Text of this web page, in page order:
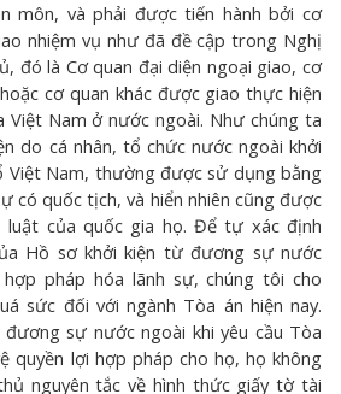
môn, và phải được tiến hành bởi cơ
nhiệm vụ như đã đề cập trong Nghị
đó là Cơ quan đại diện ngoại giao, cơ
cơ quan khác được giao thực hiện
Việt Nam ở nước ngoài. Như chúng ta
do cá nhân, tổ chức nước ngoài khởi
Việt Nam, thường được sử dụng bằng
có quốc tịch, và hiển nhiên cũng được
luật của quốc gia họ. Để tự xác định
Hồ sơ khởi kiện từ đương sự nước
pháp hóa lãnh sự, chúng tôi cho
sức đối với ngành Tòa án hiện nay.
đương sự nước ngoài khi yêu cầu Tòa
quyền lợi hợp pháp cho họ, họ không
nguyên tắc về hình thức giấy tờ tài